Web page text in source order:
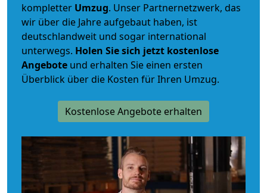
kompletter Umzug. Unser Partnernetzwerk, das
wir über die Jahre aufgebaut haben, ist
deutschlandweit und sogar international
unterwegs. Holen Sie sich jetzt kostenlose
Angebote und erhalten Sie einen ersten
Überblick über die Kosten für Ihren Umzug.
Kostenlose Angebote erhalten